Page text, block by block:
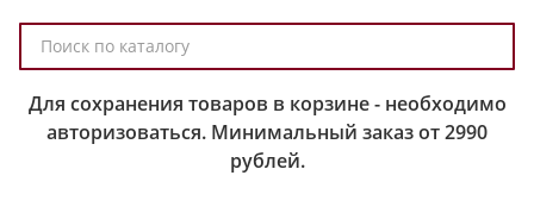
о
Для сохранения товаров в корзине - необходимо
авторизоваться. Минимальный заказ от 2990
рублей.